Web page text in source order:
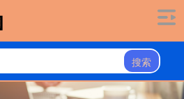
搜索